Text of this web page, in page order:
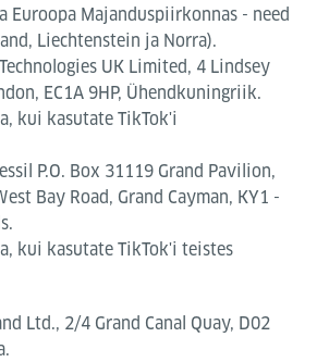
Euroopa Majanduspiirkonnas - need
Liechtenstein ja Norra).
UK Limited, 4 Lindsey
EC1A 9HP, Ühendkuningriik.
kui kasutate TikTok'i
P.O. Box 31119 Grand Pavilion,
Bay Road, Grand Cayman, KY1 -
kui kasutate TikTok'i teistes
Ltd., 2/4 Grand Canal Quay, D02